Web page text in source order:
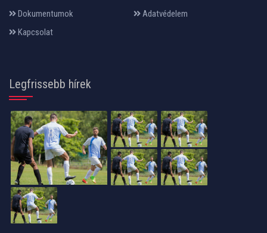
Dokumentumok
Adatvédelem
Kapcsolat
Legfrissebb hírek